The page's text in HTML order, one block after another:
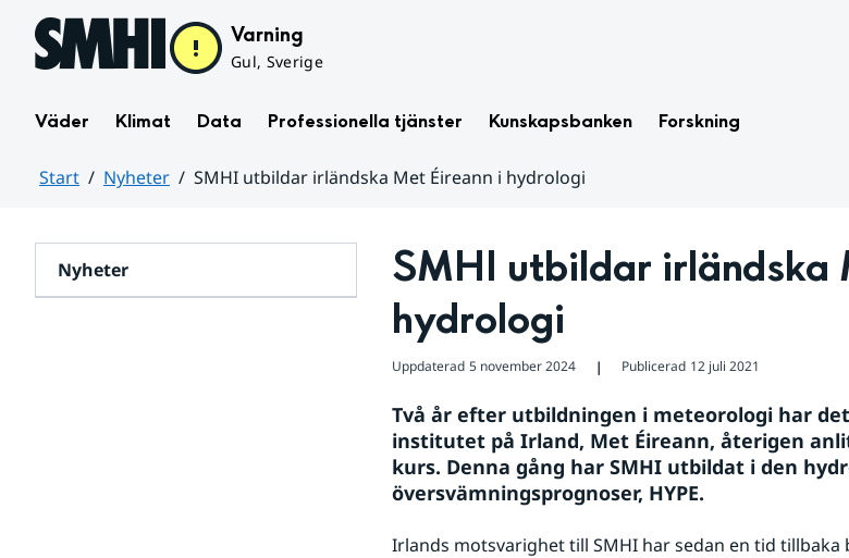
Hoppa till sidans innehåll Varning
Gul, Sverige
Väder Klimat Data Professionella tjänster Kunskapsbanken Forskning
Start Nyheter
SMHI utbildar irländska Met Éireann i hydrologi
Nyheter
SMHI utbildar irländska
hydrologi
Uppdaterad 5 november 2024 ❘ Publicerad 12 juli 2021
Två år efter utbildningen i meteorologi har
institutet på Irland, Met Éireann, återigen
kurs. Denna gång har SMHI utbildat i den
översvämningsprognoser, HYPE.
Irlands motsvarighet till SMHI har sedan en tid